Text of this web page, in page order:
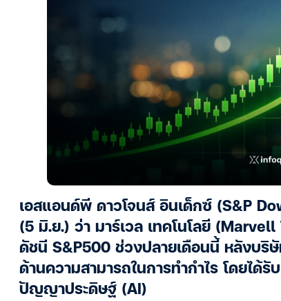
เอสแอนด์พี ดาวโจนส์ อินเด็กซ์ (S&P
(5 มิ.ย.) ว่า มาร์เวล เทคโนโลยี
ดัชนี S&P500 ช่วงปลายเดือนนี้ หลังบ
ด้านความสามารถในการทำกำไร โดยได้
ปัญญาประดิษฐ์ (AI)